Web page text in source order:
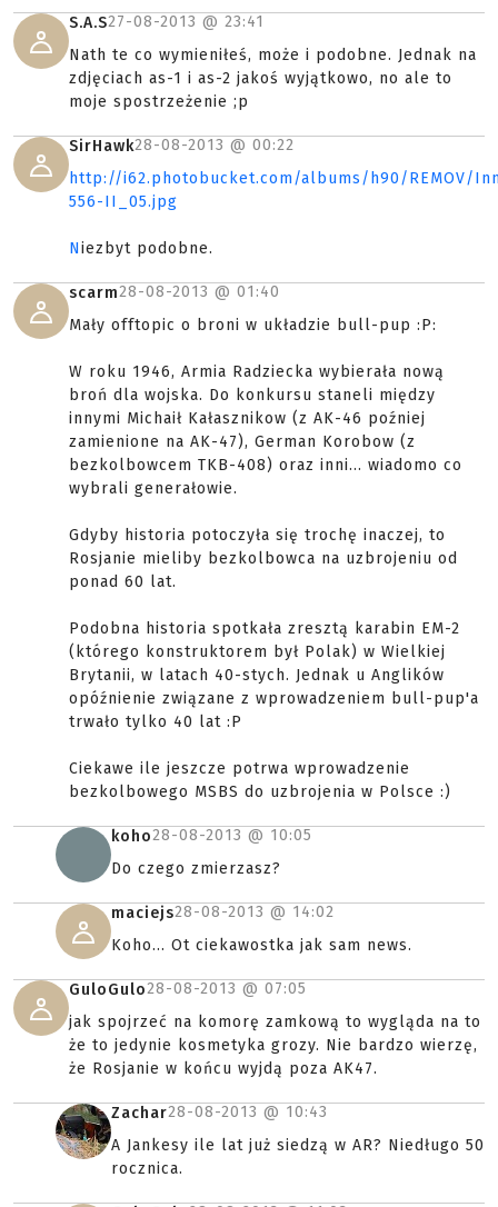
S.A.S27-08-2013 @ 23:41
Nath te co wymieniłeś, może i podobne. Jednak na
zdjęciach as-1 i as-2 jakoś wyjątkowo, no ale to
moje spostrzeżenie ;p
SirHawk28-08-2013 @ 00:22
http://i62.photobucket.com/albums/h90/REMOV/
556-II_05.jpg
Niezbyt podobne.
scarm28-08-2013 @ 01:40
Mały offtopic o broni w układzie bull-pup :P:
W roku 1946, Armia Radziecka wybierała nową
broń dla wojska. Do konkursu staneli między
innymi Michaił Kałasznikow (z AK-46 poźniej
zamienione na AK-47), German Korobow (z
bezkolbowcem TKB-408) oraz inni... wiadomo co
wybrali generałowie.
Gdyby historia potoczyła się trochę inaczej, to
Rosjanie mieliby bezkolbowca na uzbrojeniu od
ponad 60 lat.
Podobna historia spotkała zresztą karabin EM-2
(którego konstruktorem był Polak) w Wielkiej
Brytanii, w latach 40-stych. Jednak u Anglików
opóźnienie związane z wprowadzeniem bull-pup'a
trwało tylko 40 lat :P
Ciekawe ile jeszcze potrwa wprowadzenie
bezkolbowego MSBS do uzbrojenia w Polsce :)
koho28-08-2013 @ 10:05
Do czego zmierzasz?
maciejs28-08-2013 @ 14:02
Koho... Ot ciekawostka jak sam news.
GuloGulo28-08-2013 @ 07:05
jak spojrzeć na komorę zamkową to wygląda na to
że to jedynie kosmetyka grozy. Nie bardzo wierzę,
że Rosjanie w końcu wyjdą poza AK47.
Zachar28-08-2013 @ 10:43
A Jankesy ile lat już siedzą w AR? Niedługo 50
rocznica.